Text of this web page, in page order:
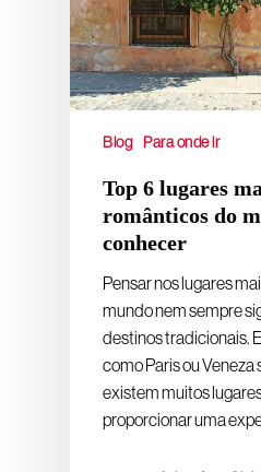
Blog Para onde ir
Top 6 lugares
românticos do
conhecer
Pensar nos lugares
mundo nem sempre
destinos tradicionais.
como Paris ou Veneza
existem muitos
proporcionar uma